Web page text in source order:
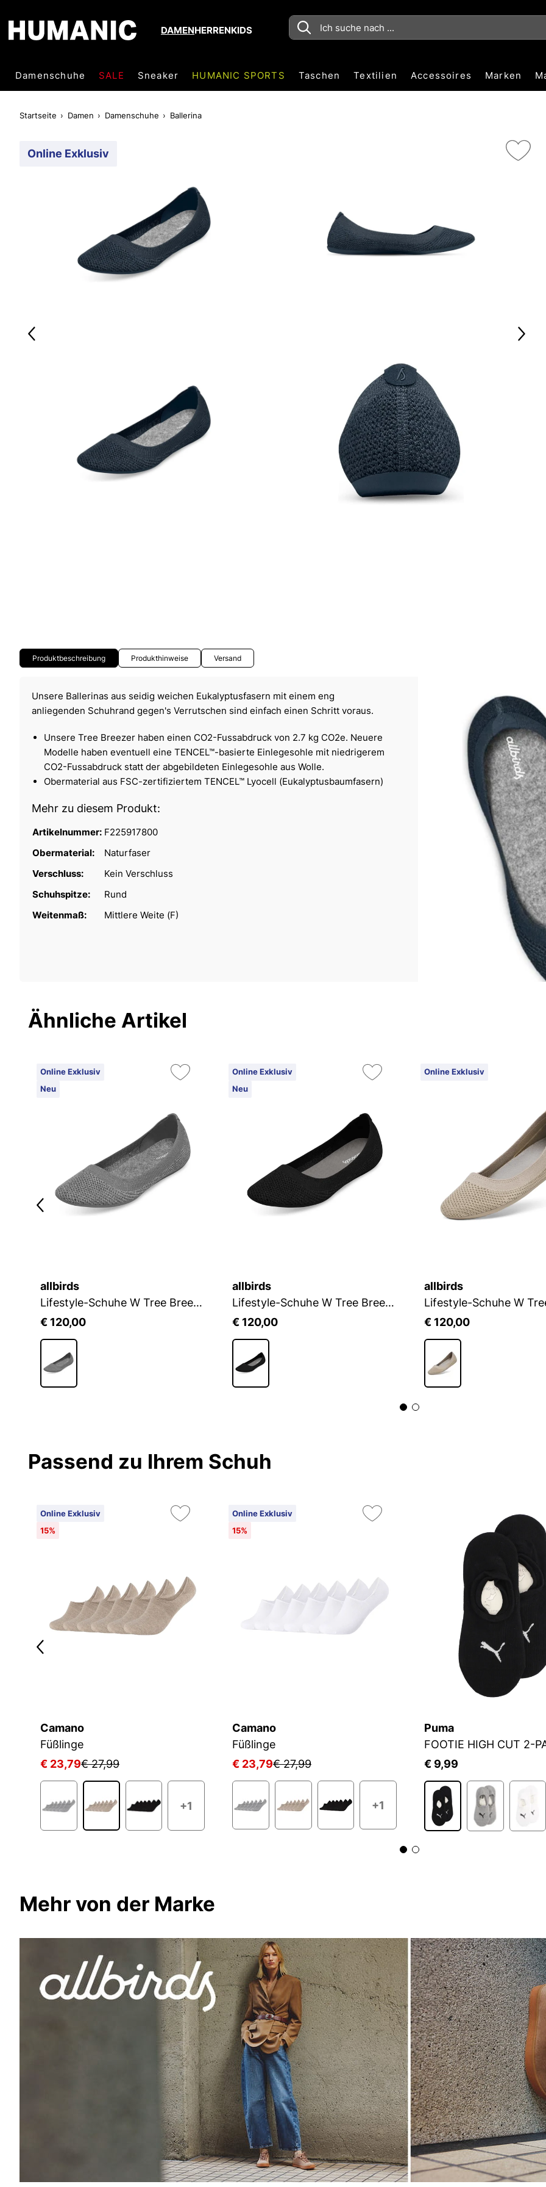
DAMENHERRENKIDS
Damenschuhe SALE Sneaker HUMANIC SPORTS Taschen Textilien Accessoires Marken
Startseite Damen Damenschuhe Ballerina
Online Exklusiv
Produktbeschreibung Produkthinweise Versand
Unsere Ballerinas aus seidig weichen Eukalyptusfasern mit einem eng
anliegenden Schuhrand gegen's Verrutschen sind einfach einen Schritt voraus.
Unsere Tree Breezer haben einen CO2-Fussabdruck von 2.7 kg CO2e. Neuere
Modelle haben eventuell eine TENCEL™-basierte Einlegesohle mit niedrigerem
CO2-Fussabdruck statt der abgebildeten Einlegesohle aus Wolle.
Obermaterial aus FSC-zertifiziertem TENCEL™ Lyocell (Eukalyptusbaumfasern)
Mehr zu diesem Produkt:
Artikelnummer: F225917800
Obermaterial:
Naturfaser
Verschluss:
Kein Verschluss
Schuhspitze:
Rund
Weitenmaß:
Mittlere Weite (F)
Ähnliche Artikel
Online Exklusiv
Neu
allbirds
Lifestyle-Schuhe W Tree Breezer
€ 120,00
Online Exklusiv
Neu
allbirds
Lifestyle-Schuhe W Tree Breezer
€ 120,00
Online Exklusiv
allbirds
€ 120,00
Passend zu Ihrem Schuh
Online Exklusiv
15%
Camano
Füßlinge
€ 23,79€ 27,99
+1
Online Exklusiv
15%
Camano
Füßlinge
€ 23,79€ 27,99
+1
Puma
FOOTIE HIGH CUT 2-
€ 9,99
Mehr von der Marke